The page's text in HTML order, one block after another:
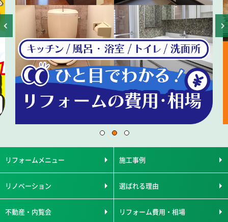
リフォームメニュー 施工事例
リノベーション 選ばれる理由
不動産・内覧会 リフォーム費用・相場